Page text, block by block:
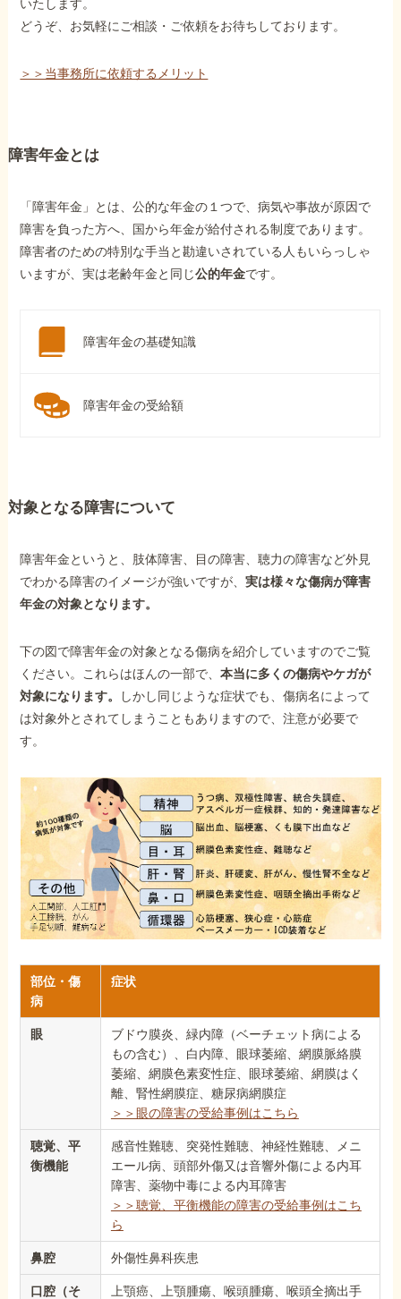
いたします。
どうぞ、お気軽にご相談・ご依頼をお待ちしております。
＞＞当事務所に依頼するメリット
障害年金とは
「障害年金」とは、公的な年金の１つで、病気や事故が原因で
障害を負った方へ、国から年金が給付される制度であります。
障害者のための特別な手当と勘違いされている人もいらっしゃ
いますが、実は老齢年金と同じ公的年金です。
障害年金の基礎知識
障害年金の受給額
対象となる障害について
障害年金というと、肢体障害、目の障害、聴力の障害など外見
でわかる障害のイメージが強いですが、実は様々な傷病が障害
年金の対象となります。
下の図で障害年金の対象となる傷病を紹介していますのでご覧
ください。これらはほんの一部で、本当に多くの傷病やケガが
対象になります。
しかし同じような症状でも、傷病名によって
は対象外とされてしまうこともありますので、注意が必要で
す。
部位・傷
病
症状
眼
ブドウ膜炎、緑内障（ベーチェット病による
もの含む）、白内障、眼球萎縮、網膜脈絡膜
萎縮、網膜色素変性症、眼球萎縮、網膜はく
離、腎性網膜症、糖尿病網膜症
＞＞眼の障害の受給事例はこちら
聴覚、平
衡機能
感音性難聴、突発性難聴、神経性難聴、メニ
エール病、頭部外傷又は音響外傷による内耳
障害、薬物中毒による内耳障害
＞＞聴覚、平衡機能の障害の受給事例はこち
ら
鼻腔 外傷性鼻科疾患
口腔（そ
上顎癌、上顎腫瘍、喉頭腫瘍、喉頭全摘出手